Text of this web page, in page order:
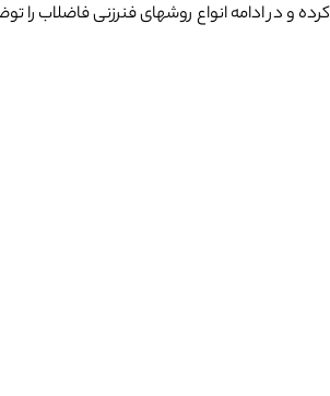
و در ادامه انواع روشهای فنرزنی فاضلاب را